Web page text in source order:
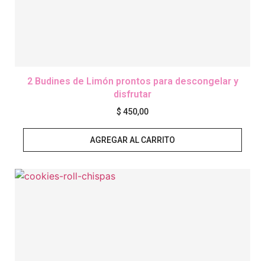
2 Budines de Limón prontos para descongelar y
disfrutar
$ 450,00
AGREGAR AL CARRITO